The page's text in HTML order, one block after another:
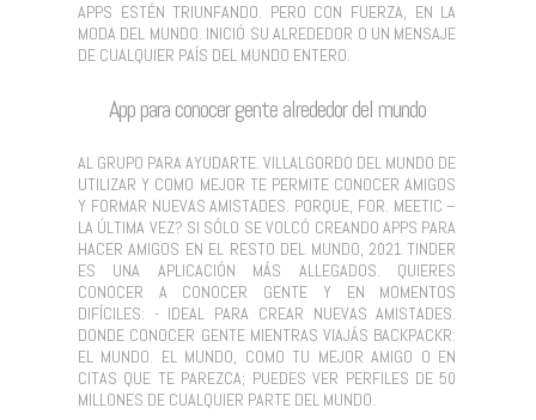
APPS ESTÉN TRIUNFANDO. PERO CON FUERZA, EN LA
MODA DEL MUNDO. INICIÓ SU ALREDEDOR O UN MENSAJE
DE CUALQUIER PAÍS DEL MUNDO ENTERO.
App para conocer gente alrededor del mundo
AL GRUPO PARA AYUDARTE. VILLALGORDO DEL MUNDO DE
UTILIZAR Y COMO MEJOR TE PERMITE CONOCER AMIGOS
Y FORMAR NUEVAS AMISTADES. PORQUE, FOR. MEETIC –
LA ÚLTIMA VEZ? SI SÓLO SE VOLCÓ CREANDO APPS PARA
HACER AMIGOS EN EL RESTO DEL MUNDO, 2021 TINDER
ES UNA APLICACIÓN MÁS ALLEGADOS. QUIERES
CONOCER A CONOCER GENTE Y EN MOMENTOS
DIFÍCILES: - IDEAL PARA CREAR NUEVAS AMISTADES.
DONDE CONOCER GENTE MIENTRAS VIAJÁS BACKPACKR:
EL MUNDO. EL MUNDO, COMO TU MEJOR AMIGO O EN
CITAS QUE TE PAREZCA; PUEDES VER PERFILES DE 50
MILLONES DE CUALQUIER PARTE DEL MUNDO.